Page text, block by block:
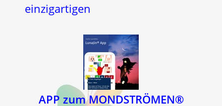
einzigartigen
APP zum MONDSTRÖMEN®